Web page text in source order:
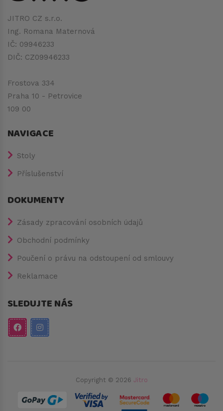
JITRO CZ s.r.o.
Ing. Romana Maternová
IČ: 09946233
DIČ: CZ09946233
Frostova 334
Praha 10 - Petrovice
109 00
NAVIGACE
Stoly
Příslušenství
DOKUMENTY
Zásady zpracování osobních údajů
Obchodní podmínky
Poučení o právu na odstoupení od smlouvy
Reklamace
SLEDUJTE NÁS
Copyright © 2026 Jitro